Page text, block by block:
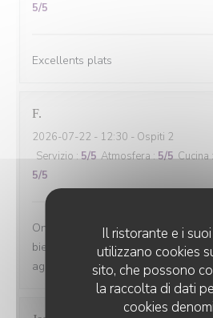
Il ristorante e i
utilizzano cookies
sito, che possono
la raccolta di dati
cookies
5/5
Excellents plats
F
2026-07-22 - 12:30 - Ospiti 2
Servizio:5/5 Atmosfera:5/5 Cucina:
5/5
On s'est régalé avec le menu du
bien cuisinés avec des produits de
agréable. Le tout pour un prix